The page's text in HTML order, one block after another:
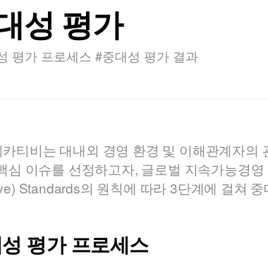
성 평가
평가 프로세스 #중대성 평가 결과
카티비는 대내외 경영 환경 및 이해관계자
심 이슈를 선정하고자, 글로벌 지속가능경
Standards의 원칙에 따라 3단계에 걸쳐
평가 프로세스